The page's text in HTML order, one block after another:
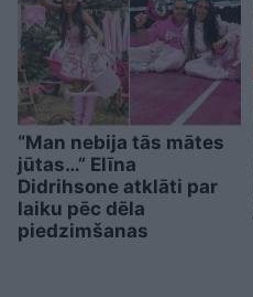
“Man nebija tās mātes
jūtas…” Elīna
Didrihsone atklāti par
laiku pēc dēla
piedzimšanas